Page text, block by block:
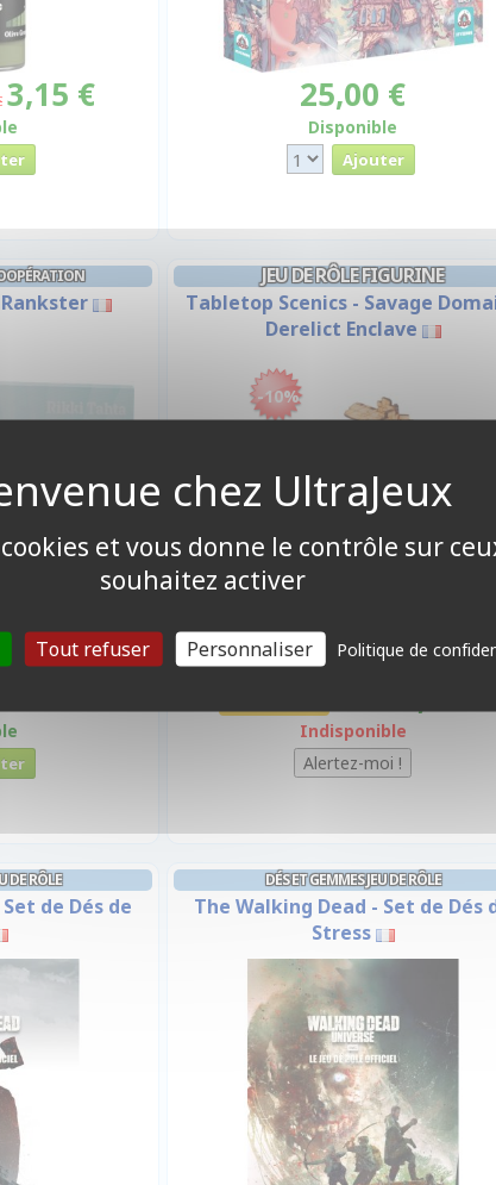
3,15 € 25,00 €
Disponible
JEU DE RÔLE FIGURINE
Tabletop Scenics - Savage
Derelict Enclave
-10%
Indisponible
DE RÔLE
de Dés de
DÉS ET GEMMES JEU DE RÔLE
The Walking Dead - Set de Dés
Stress
et vous donne le contrôle sur
souhaitez activer
Tout refuser Personnaliser Politique de